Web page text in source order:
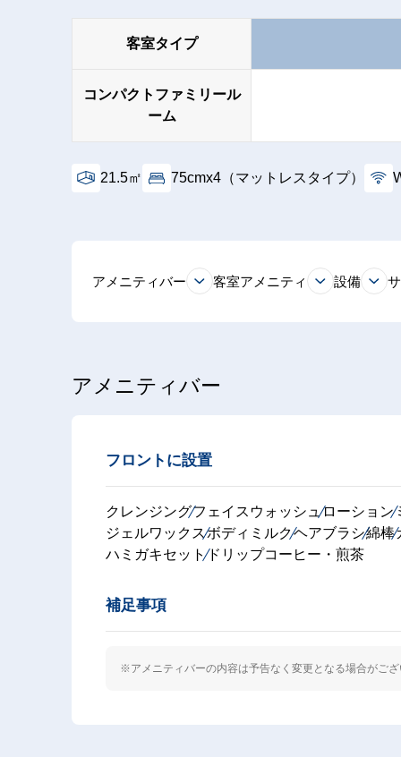
客室タイプ
コンパクトファミリール
ーム
21.5㎡ 75cmx4（マットレスタイプ）
アメニティバー 客室アメニティ 設備
アメニティバー
フロントに設置
クレンジングフェイスウォッシュローション
ジェルワックスボディミルクヘアブラシ綿棒
ハミガキセットドリップコーヒー・煎茶
補足事項
※アメニティバーの内容は予告なく変更となる場合がご